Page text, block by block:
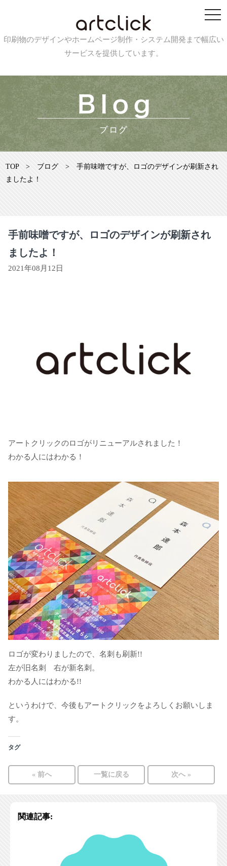
印刷物のデザインやホームページ制作・システム開発まで幅広い
サービスを提供しています。
TOP > ブログ >
手前味噌ですが、ロゴのデザインが刷新され
ましたよ！
手前味噌ですが、ロゴのデザインが刷新され
ましたよ！
2021年08月12日
アートクリックのロゴがリニューアルされました！
わかる人にはわかる！
ロゴが変わりましたので、名刺も刷新!!
左が旧名刺 右が新名刺。
わかる人にはわかる!!
というわけで、今後もアートクリックをよろしくお願いしま
す。
タグ
« 前へ 一覧に戻る 次へ »
関連記事: